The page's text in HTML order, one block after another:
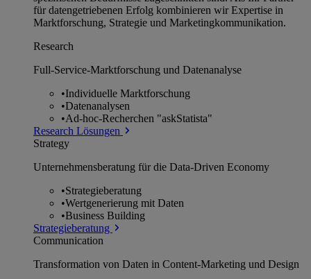
für datengetriebenen Erfolg kombinieren wir Expertise in
Marktforschung, Strategie und Marketingkommunikation.
Research
Full-Service-Marktforschung und Datenanalyse
•Individuelle Marktforschung
•Datenanalysen
•Ad-hoc-Recherchen "askStatista"
Research Lösungen
Strategy
Unternehmens­beratung für die Data-Driven Economy
•Strategieberatung
•Wertgenerierung mit Daten
•Business Building
Strategieberatung
Communication
Transformation von Daten in Content-Marketing und Design